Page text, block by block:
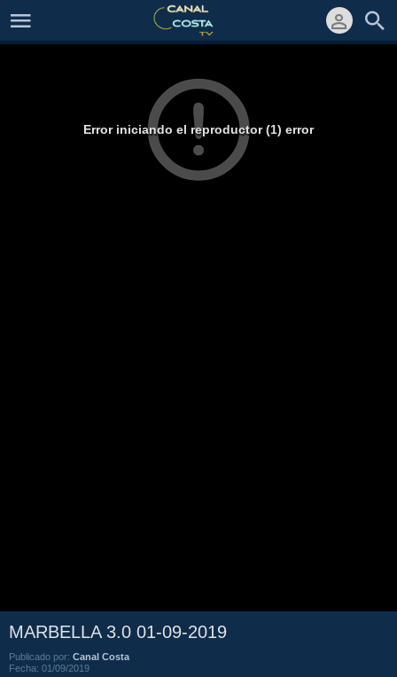
Error iniciando el reproductor (1) error
MARBELLA 3.0 01-09-2019
Publicado por: Canal Costa
Fecha: 01/09/2019